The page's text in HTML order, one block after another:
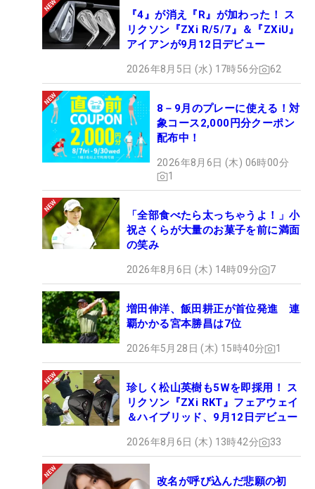
『4』が消え『R』が加わった！ ス
リクソン『ZXi R/5/7』＆『ZXiU』
アイアンが9月12日デビュー
2026年8月5日 (水) 17時56分 62
8－9月のプレーに使える！対
象コース2,000円分クーポン
配布中！
2026年8月6日 (木) 06時00分
1
「全部食べたら太っちゃうよ！」小
祝さくらが大量のお菓子を前に満面
の笑み
2026年8月6日 (木) 14時09分 7
増田伸洋、飯田耕正が首位発進 連
覇かかる宮本勝昌は7位
2026年5月28日 (木) 15時40分 1
珍しく松山英樹も5Wを即採用！ ス
リクソン『ZXi RKT』フェアウェイ
＆ハイブリッド、9月12日デビュー
2026年8月6日 (木) 13時42分 33
改名が呼び込んだ悲願の初